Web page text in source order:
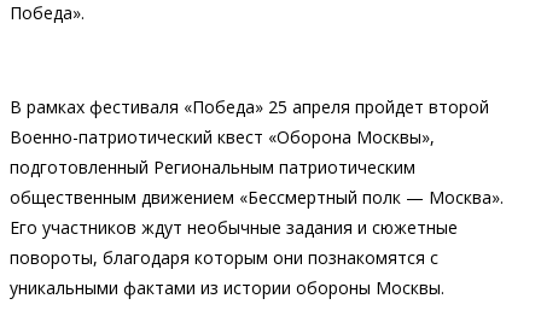
Победа».
В рамках фестиваля «Победа» 25 апреля пройдет второй
Военно-патриотический квест «Оборона Москвы»,
подготовленный Региональным патриотическим
общественным движением «Бессмертный полк — Москва».
Его участников ждут необычные задания и сюжетные
повороты, благодаря которым они познакомятся с
уникальными фактами из истории обороны Москвы.